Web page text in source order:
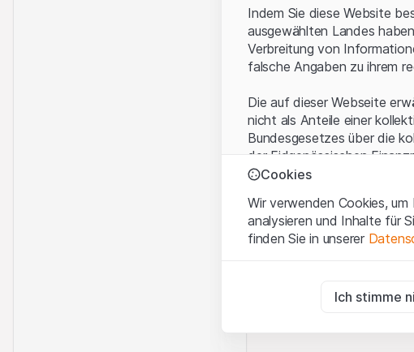
Indem Sie diese Website
ausgewählten Landes
Verbreitung von
falsche Angaben zu ihrem
Die auf dieser Webseite
nicht als Anteile einer
Bundesgesetzes über die
der Eidgenössischen
KAG vermittelten
Mit dem Zugriff auf diese
rechtlichen Informationen
Sämtliche
Cookies
Wir verwenden Cookies,
analysieren und Inhalte für
finden Sie in unserer
Diese Cookies sind für die
Ich stimme